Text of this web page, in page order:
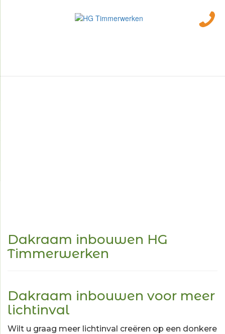
Dakraam inbouwen HG
Timmerwerken
Dakraam inbouwen voor meer
lichtinval
Wilt u graag meer lichtinval creëren op een donkere